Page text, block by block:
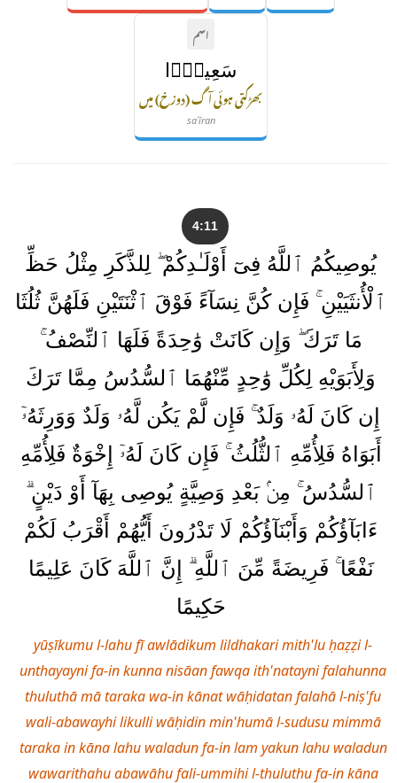
اسم
سَعِيرًۭا
بھڑکتی ہوئی آگ (دوزخ) میں
saʿīran
4:11
يُوصِيكُمُ ٱللَّهُ فِىٓ أَوْلَـٰدِكُمْ ۖ لِلذَّكَرِ مِثْلُ حَظِّ
ٱلْأُنثَيَيْنِ ۚ فَإِن كُنَّ نِسَآءً فَوْقَ ٱثْنَتَيْنِ فَلَهُنَّ ثُلُثَا
مَا تَرَكَ ۖ وَإِن كَانَتْ وَٰحِدَةً فَلَهَا ٱلنِّصْفُ ۚ
وَلِأَبَوَيْهِ لِكُلِّ وَٰحِدٍ مِّنْهُمَا ٱلسُّدُسُ مِمَّا تَرَكَ
إِن كَانَ لَهُۥ وَلَدٌ ۚ فَإِن لَّمْ يَكُن لَّهُۥ وَلَدٌ وَوَرِثَهُۥٓ
أَبَوَاهُ فَلِأُمِّهِ ٱلثُّلُثُ ۚ فَإِن كَانَ لَهُۥٓ إِخْوَةٌ فَلِأُمِّهِ
ٱلسُّدُسُ ۚ مِنۢ بَعْدِ وَصِيَّةٍ يُوصِى بِهَآ أَوْ دَيْنٍ ۗ
ءَابَآؤُكُمْ وَأَبْنَآؤُكُمْ لَا تَدْرُونَ أَيُّهُمْ أَقْرَبُ لَكُمْ
نَفْعًا ۚ فَرِيضَةً مِّنَ ٱللَّهِ ۗ إِنَّ ٱللَّهَ كَانَ عَلِيمًا
حَكِيمًا
yūṣīkumu l-lahu fī awlādikum lildhakari mith'lu ḥaẓẓi l-
unthayayni fa-in kunna nisāan fawqa ith'natayni falahunna
thuluthā mā taraka wa-in kānat wāḥidatan falahā l-niṣ'fu
wali-abawayhi likulli wāḥidin min'humā l-sudusu mimmā
taraka in kāna lahu waladun fa-in lam yakun lahu waladun
wawarithahu abawāhu fali-ummihi l-thuluthu fa-in kāna